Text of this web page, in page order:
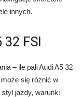
innych.
FSI
– ile pali Audi A5 32
się różnić w
jazdy, warunki